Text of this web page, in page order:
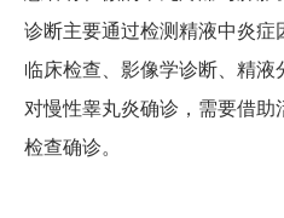
诊断主要通过检测精液中炎
临床检查、影像学诊断、精
对慢性睾丸炎确诊，需要借
检查确诊。